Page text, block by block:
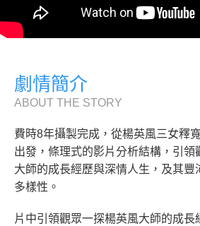
劇情簡介
ABOUT THE STORY
費時8年攝製完成，從楊英風三女釋
出發，條理式的影片分析結構，引領
大師的成長經歷與深情人生，及其豐
多樣性。
片中引領觀眾一探楊英風大師的成長